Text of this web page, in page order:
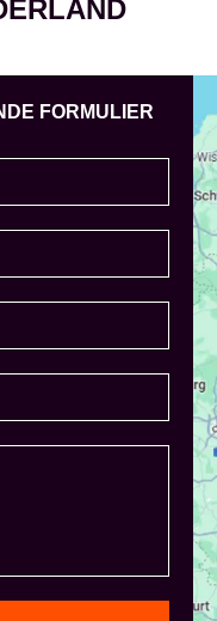
FORMULIER